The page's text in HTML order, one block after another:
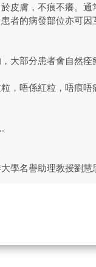
皮膚，不痕不癢。
者的病發部位亦可
大部分患者會自然
，唔係紅粒，唔痕
學名譽助理教授劉慧